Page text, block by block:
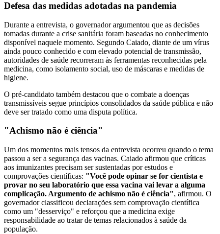
Defesa das medidas adotadas na pandemia
Durante a entrevista, o governador argumentou que as decisões
tomadas durante a crise sanitária foram baseadas no conhecimento
disponível naquele momento. Segundo Caiado, diante de um vírus
ainda pouco conhecido e com elevado potencial de transmissão,
autoridades de saúde recorreram às ferramentas reconhecidas pela
medicina, como isolamento social, uso de máscaras e medidas de
higiene.
O pré-candidato também destacou que o combate a doenças
transmissíveis segue princípios consolidados da saúde pública e não
deve ser tratado como uma disputa política.
"Achismo não é ciência"
Um dos momentos mais tensos da entrevista ocorreu quando o tema
passou a ser a segurança das vacinas. Caiado afirmou que críticas
aos imunizantes precisam ser sustentadas por estudos e
comprovações científicas: "Você pode opinar se for cientista e
provar no seu laboratório que essa vacina vai levar a alguma
complicação. Argumento de achismo não é ciência", afirmou. O
governador classificou declarações sem comprovação científica
como um "desserviço" e reforçou que a medicina exige
responsabilidade ao tratar de temas relacionados à saúde da
população.